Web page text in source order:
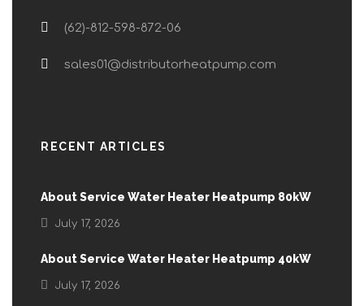
(62)-812-598-872-06
sales01@distributorheatpump.com
RECENT ARTICLES
About Service Water Heater Heatpump 80kW
July 17, 2026
About Service Water Heater Heatpump 40kW
July 17, 2026